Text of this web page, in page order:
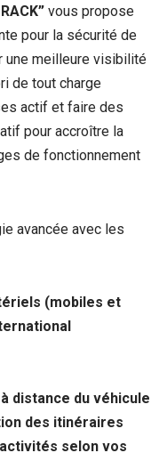
vous propose
pour la sécurité de
une meilleure visibilité
de tout charge
actif et faire des
pour accroître la
de fonctionnement
avancée avec les
(mobiles et
distance du véhicule
des itinéraires
selon vos